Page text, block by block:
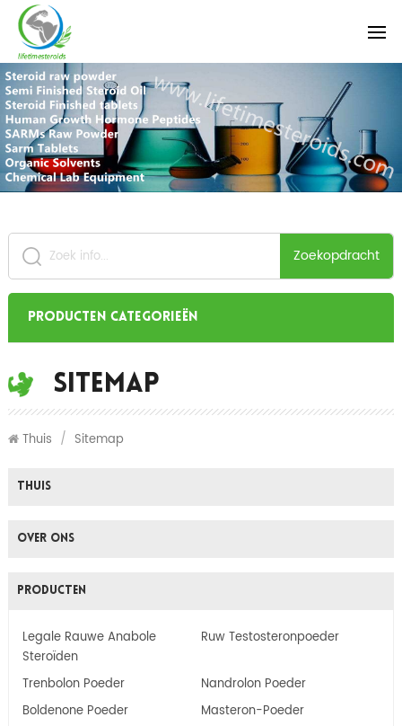
Zoekopdracht
Producten categorieën
Sitemap
Thuis / Sitemap
Thuis
Over Ons
Producten
Legale Rauwe Anabole
Steroïden
Ruw Testosteronpoeder
Trenbolon Poeder
Nandrolon Poeder
Boldenone Poeder
Masteron-Poeder